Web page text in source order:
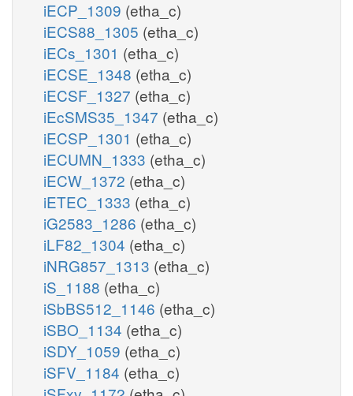
iECP_1309 (etha_c)
iECS88_1305 (etha_c)
iECs_1301 (etha_c)
iECSE_1348 (etha_c)
iECSF_1327 (etha_c)
iEcSMS35_1347 (etha_c)
iECSP_1301 (etha_c)
iECUMN_1333 (etha_c)
iECW_1372 (etha_c)
iETEC_1333 (etha_c)
iG2583_1286 (etha_c)
iLF82_1304 (etha_c)
iNRG857_1313 (etha_c)
iS_1188 (etha_c)
iSbBS512_1146 (etha_c)
iSBO_1134 (etha_c)
iSDY_1059 (etha_c)
iSFV_1184 (etha_c)